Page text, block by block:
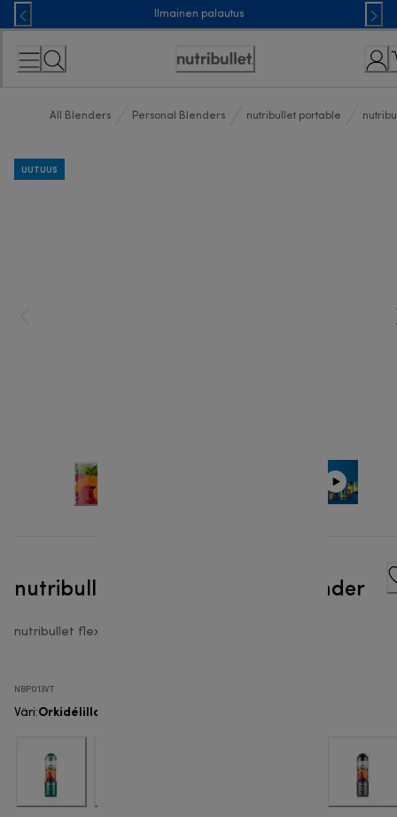
Skip
to
Content
Ilmainen palautus
Accessibility
All Blenders Personal Blenders nutribullet portable
UUTUUS
nutribullet Flex™ - Portable Blender
nutribullet flex
NBP013VT
Väri:Orkidélilla